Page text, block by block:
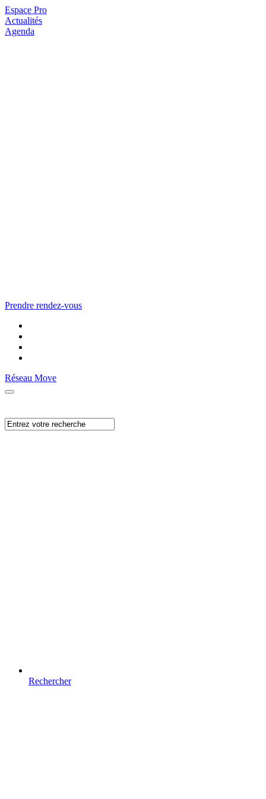
Espace Pro
Actualités
Agenda
Prendre rendez-vous
Réseau Move
Rechercher